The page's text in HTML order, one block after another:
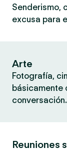
Senderismo,
excusa para
Arte
Fotografía,
básicamente
conversación.
Reuniones